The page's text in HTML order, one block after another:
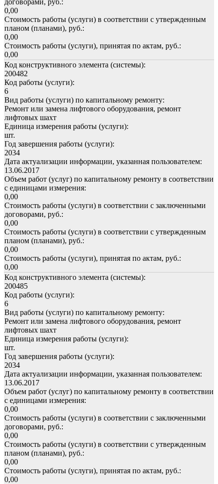
0,00
Стоимость работы (услуги) в соответствии с утвержденным
планом (планами), руб.:
0,00
Стоимость работы (услуги), принятая по актам, руб.:
0,00
Код конструктивного элемента (системы):
200482
Код работы (услуги):
6
Вид работы (услуги) по капитальному ремонту:
Ремонт или замена лифтового оборудования, ремонт
лифтовых шахт
Единица измерения работы (услуги):
шт.
Год завершения работы (услуги):
2034
Дата актуализации информации, указанная пользователем:
13.06.2017
Объем работ (услуг) по капитальному ремонту в соответствии
с единицами измерения:
0,00
Стоимость работы (услуги) в соответствии с заключенными
договорами, руб.:
0,00
Стоимость работы (услуги) в соответствии с утвержденным
планом (планами), руб.:
0,00
Стоимость работы (услуги), принятая по актам, руб.:
0,00
Код конструктивного элемента (системы):
200485
Код работы (услуги):
6
Вид работы (услуги) по капитальному ремонту:
Ремонт или замена лифтового оборудования, ремонт
лифтовых шахт
Единица измерения работы (услуги):
шт.
Год завершения работы (услуги):
2034
Дата актуализации информации, указанная пользователем:
13.06.2017
Объем работ (услуг) по капитальному ремонту в соответствии
с единицами измерения:
0,00
Стоимость работы (услуги) в соответствии с заключенными
договорами, руб.:
0,00
Стоимость работы (услуги) в соответствии с утвержденным
планом (планами), руб.:
0,00
Стоимость работы (услуги), принятая по актам, руб.:
0,00